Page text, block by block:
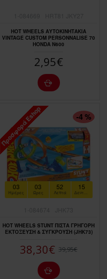
HOT WHEELS ΑΥΤΟΚΙΝΗΤΑΚΙΑ
VINTAGE CUSTOM PERSONNALISE 70
HONDA N600
2,95€
ΠΤΏΣΗ ΤΙΜΉΣ
Προσφορά Eshop -4 %
03
Ημέρες
03
Ώρες
52
Λεπτά
14
Δευτερόλεπτα
HOT WHEELS STUNT ΠΙΣΤΑ ΓΡΗΓΟΡΗ
ΕΚΤΟΞΕΥΣΗ & ΣΥΓΚΡΟΥΣΗ (JHK73)
38,30€ 39,95€